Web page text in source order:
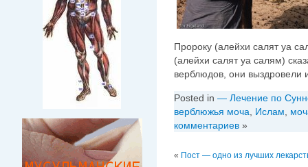
Пророку (алейхи салят уа
(алейхи салят уа салям)
верблюдов, они выздровели
Posted in — Лечение по
верблюжья моча
Ислам
комментариев »
« Пост — одно из лучших